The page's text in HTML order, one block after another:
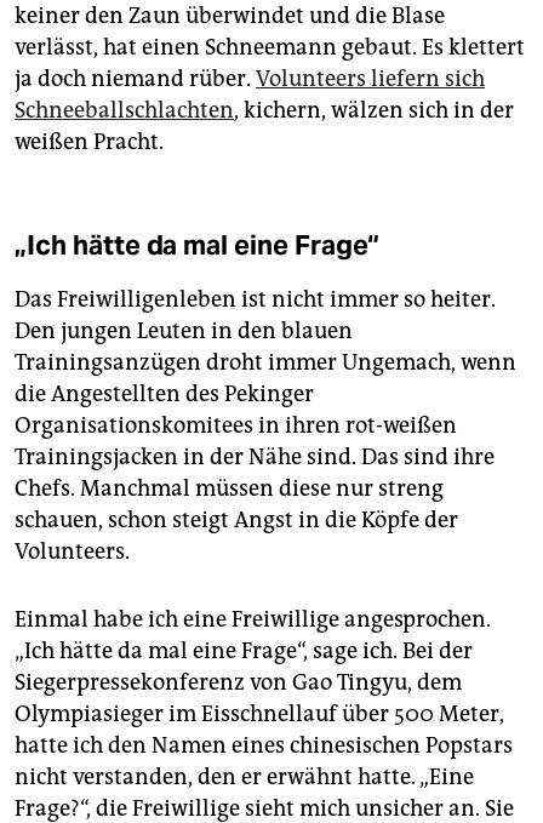
keiner den Zaun überwindet und die Blase
verlässt, hat einen Schneemann gebaut. Es klettert
ja doch niemand rüber. Volunteers liefern sich
Schneeballschlachten, kichern, wälzen sich in der
weißen Pracht.
„Ich hätte da mal eine Frage“
Das Freiwilligenleben ist nicht immer so heiter.
Den jungen Leuten in den blauen
Trainingsanzügen droht immer Ungemach, wenn
die Angestellten des Pekinger
Organisationskomitees in ihren rot-weißen
Trainingsjacken in der Nähe sind. Das sind ihre
Chefs. Manchmal müssen diese nur streng
schauen, schon steigt Angst in die Köpfe der
Volunteers.
Einmal habe ich eine Freiwillige angesprochen.
„Ich hätte da mal eine Frage“, sage ich. Bei der
Siegerpressekonferenz von Gao ­Tingyu, dem
Olympiasieger im Eisschnellauf über 500 Meter,
hatte ich den Namen eines chinesischen Popstars
nicht verstanden, den er erwähnt hatte. „Eine
Frage?“, die Freiwillige sieht mich unsicher an. Sie